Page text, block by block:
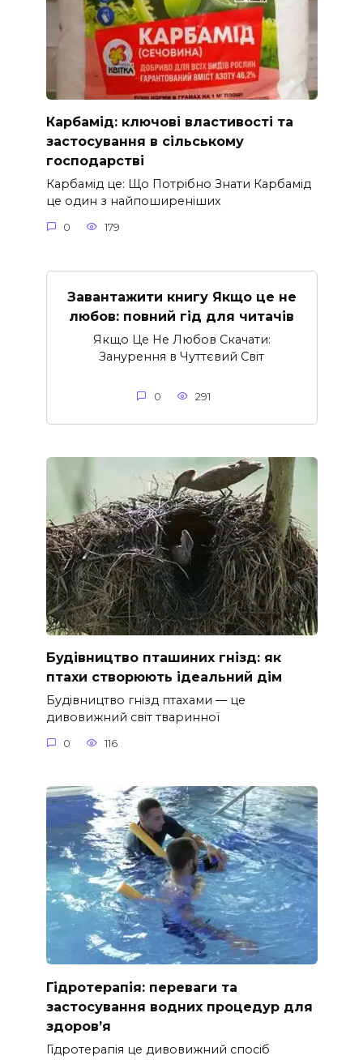
Карбамід: ключові властивості та
застосування в сільському
господарстві
Карбамід це: Що Потрібно Знати Карбамід
це один з найпоширеніших
0 179
Завантажити книгу Якщо це не
любов: повний гід для читачів
Якщо Це Не Любов Скачати:
Занурення в Чуттєвий Світ
0 291
Будівництво пташиних гнізд: як
птахи створюють ідеальний дім
Будівництво гнізд птахами — це
дивовижний світ тваринної
0 116
Гідротерапія: переваги та
застосування водних процедур для
здоров’я
Гідротерапія це дивовижний спосіб